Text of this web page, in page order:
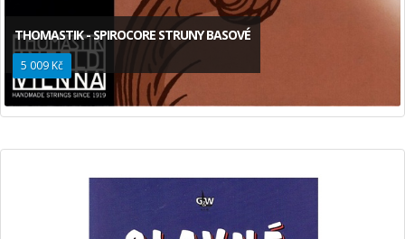
THOMASTIK - SPIROCORE STRUNY BASOVÉ
5 009 Kč